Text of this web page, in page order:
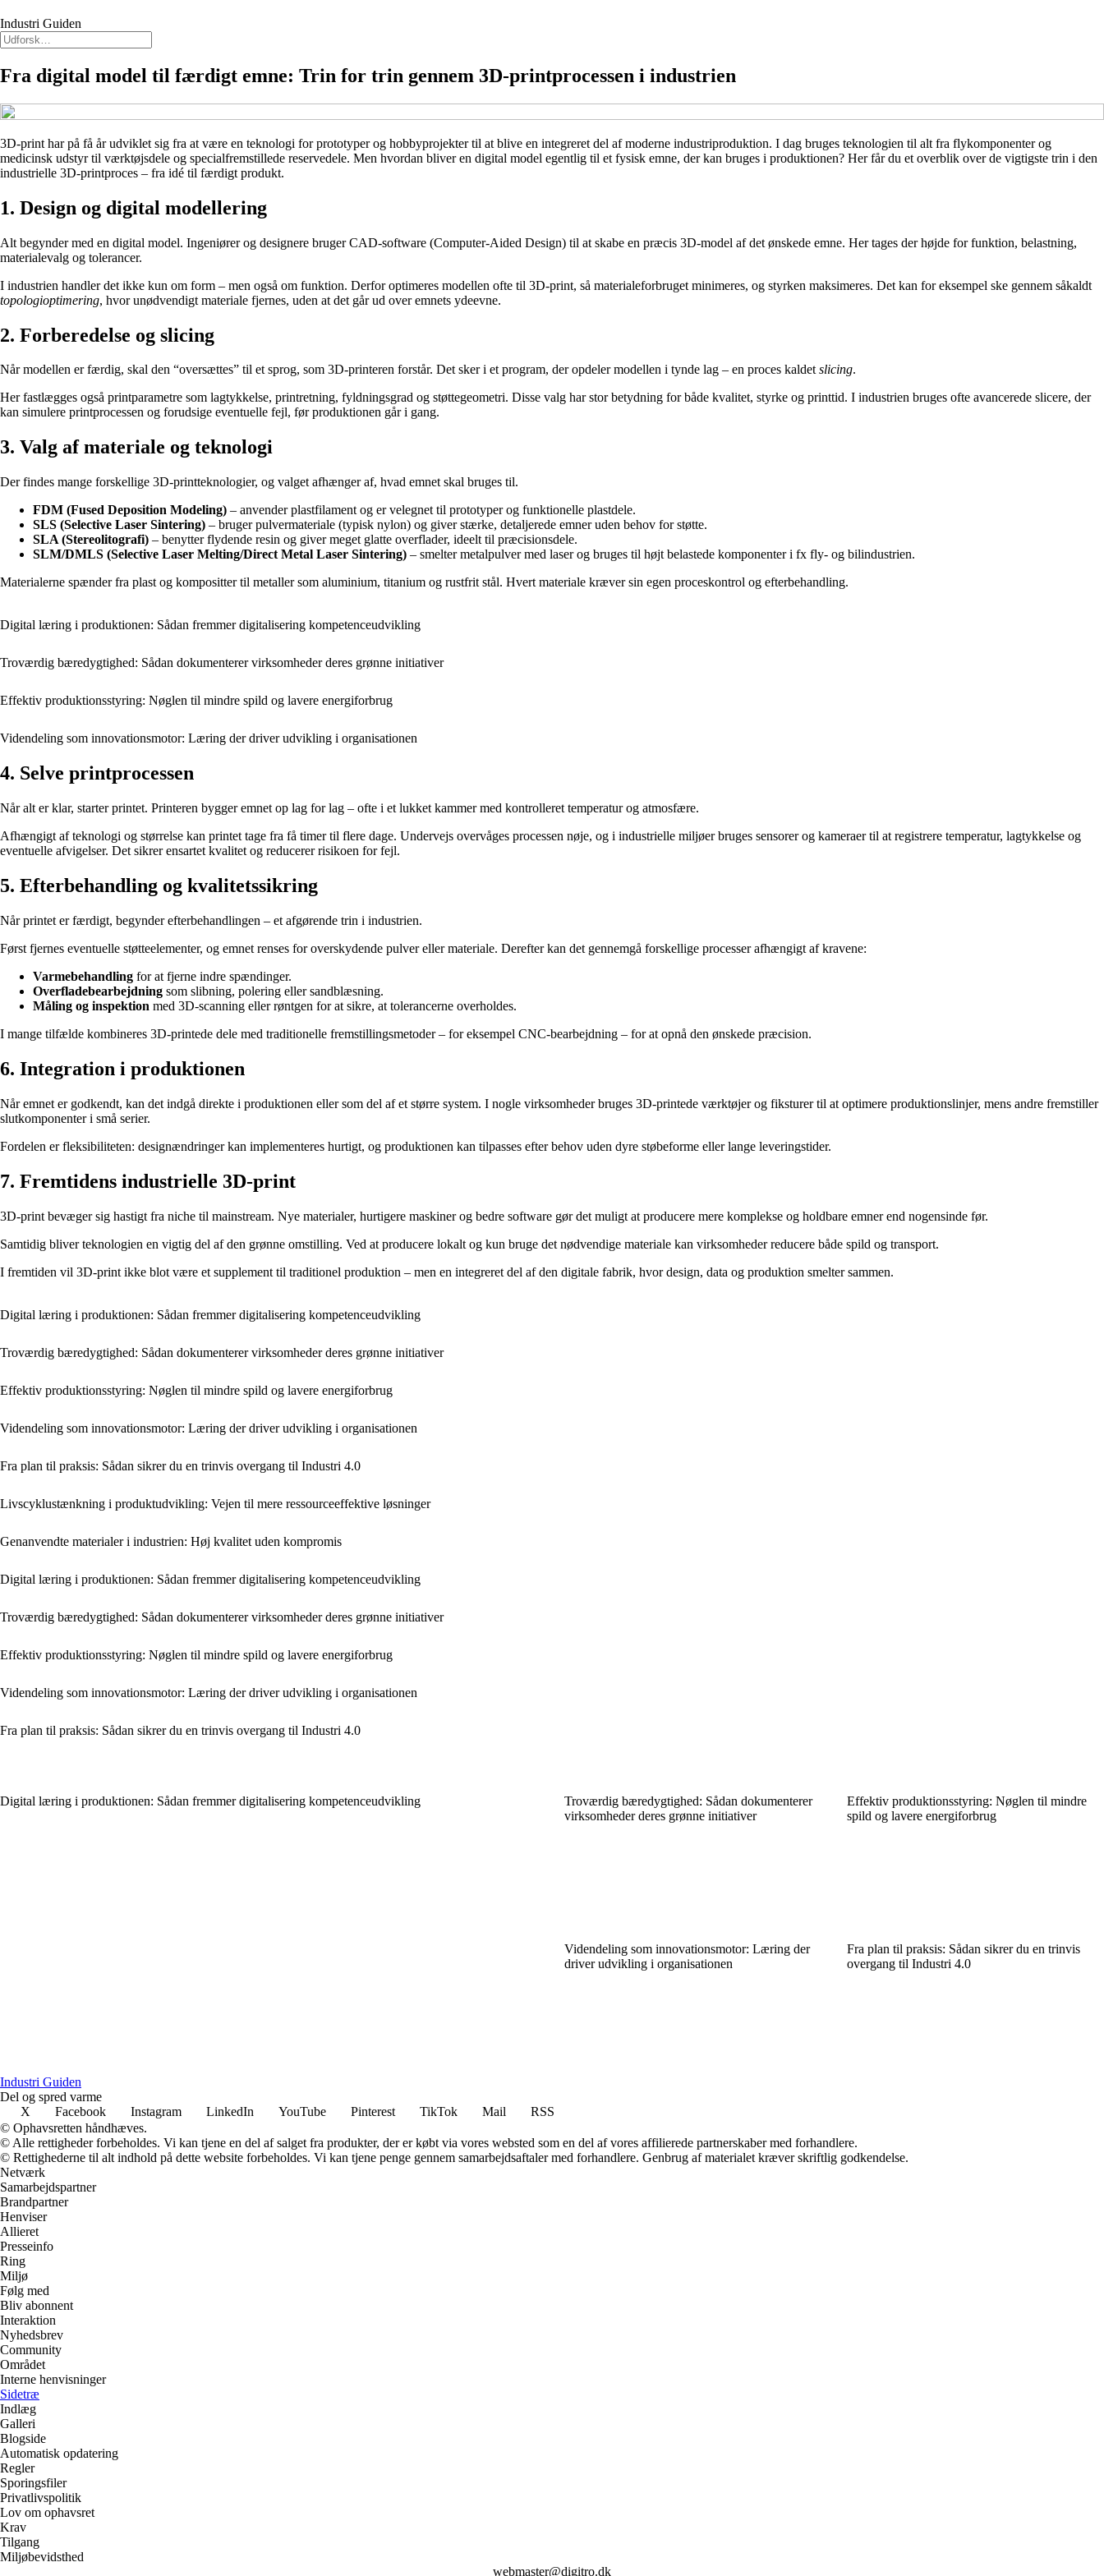
Industri Guiden
Fra digital model til færdigt emne: Trin for trin gennem 3D-printprocessen i industrien
3D-print har på få år udviklet sig fra at være en teknologi for prototyper og hobbyprojekter til at blive en integreret del af moderne industriproduktion. I dag bruges teknologien til alt fra flykomponenter og
medicinsk udstyr til værktøjsdele og specialfremstillede reservedele. Men hvordan bliver en digital model egentlig til et fysisk emne, der kan bruges i produktionen? Her får du et overblik over de vigtigste trin i den
industrielle 3D-printproces – fra idé til færdigt produkt.
1. Design og digital modellering
Alt begynder med en digital model. Ingeniører og designere bruger CAD-software (Computer-Aided Design) til at skabe en præcis 3D-model af det ønskede emne. Her tages der højde for funktion, belastning,
materialevalg og tolerancer.
I industrien handler det ikke kun om form – men også om funktion. Derfor optimeres modellen ofte til 3D-print, så materialeforbruget minimeres, og styrken maksimeres. Det kan for eksempel ske gennem såkaldt
topologioptimering, hvor unødvendigt materiale fjernes, uden at det går ud over emnets ydeevne.
2. Forberedelse og slicing
Når modellen er færdig, skal den “oversættes” til et sprog, som 3D-printeren forstår. Det sker i et program, der opdeler modellen i tynde lag – en proces kaldetslicing.
Her fastlægges også printparametre som lagtykkelse, printretning, fyldningsgrad og støttegeometri. Disse valg har stor betydning for både kvalitet, styrke og printtid. I industrien bruges ofte avancerede slicere, der
kan simulere printprocessen og forudsige eventuelle fejl, før produktionen går i gang.
3. Valg af materiale og teknologi
Der findes mange forskellige 3D-printteknologier, og valget afhænger af, hvad emnet skal bruges til.
FDM (Fused Deposition Modeling) – anvender plastfilament og er velegnet til prototyper og funktionelle plastdele.
SLS (Selective Laser Sintering) – bruger pulvermateriale (typisk nylon) og giver stærke, detaljerede emner uden behov for støtte.
SLA (Stereolitografi) – benytter flydende resin og giver meget glatte overflader, ideelt til præcisionsdele.
SLM/DMLS (Selective Laser Melting/Direct Metal Laser Sintering) – smelter metalpulver med laser og bruges til højt belastede komponenter i fx fly- og bilindustrien.
Materialerne spænder fra plast og kompositter til metaller som aluminium, titanium og rustfrit stål. Hvert materiale kræver sin egen proceskontrol og efterbehandling.
Digital læring i produktionen: Sådan fremmer digitalisering kompetenceudvikling
Troværdig bæredygtighed: Sådan dokumenterer virksomheder deres grønne initiativer
Effektiv produktionsstyring: Nøglen til mindre spild og lavere energiforbrug
Videndeling som innovationsmotor: Læring der driver udvikling i organisationen
4. Selve printprocessen
Når alt er klar, starter printet. Printeren bygger emnet op lag for lag – ofte i et lukket kammer med kontrolleret temperatur og atmosfære.
Afhængigt af teknologi og størrelse kan printet tage fra få timer til flere dage. Undervejs overvåges processen nøje, og i industrielle miljøer bruges sensorer og kameraer til at registrere temperatur, lagtykkelse og
eventuelle afvigelser. Det sikrer ensartet kvalitet og reducerer risikoen for fejl.
5. Efterbehandling og kvalitetssikring
Når printet er færdigt, begynder efterbehandlingen – et afgørende trin i industrien.
Først fjernes eventuelle støtteelementer, og emnet renses for overskydende pulver eller materiale. Derefter kan det gennemgå forskellige processer afhængigt af kravene:
Varmebehandling for at fjerne indre spændinger.
Overfladebearbejdning som slibning, polering eller sandblæsning.
Måling og inspektion med 3D-scanning eller røntgen for at sikre, at tolerancerne overholdes.
I mange tilfælde kombineres 3D-printede dele med traditionelle fremstillingsmetoder – for eksempel CNC-bearbejdning – for at opnå den ønskede præcision.
6. Integration i produktionen
Når emnet er godkendt, kan det indgå direkte i produktionen eller som del af et større system. I nogle virksomheder bruges 3D-printede værktøjer og fiksturer til at optimere produktionslinjer, mens andre fremstiller
slutkomponenter i små serier.
Fordelen er fleksibiliteten: designændringer kan implementeres hurtigt, og produktionen kan tilpasses efter behov uden dyre støbeforme eller lange leveringstider.
7. Fremtidens industrielle 3D-print
3D-print bevæger sig hastigt fra niche til mainstream. Nye materialer, hurtigere maskiner og bedre software gør det muligt at producere mere komplekse og holdbare emner end nogensinde før.
Samtidig bliver teknologien en vigtig del af den grønne omstilling. Ved at producere lokalt og kun bruge det nødvendige materiale kan virksomheder reducere både spild og transport.
I fremtiden vil 3D-print ikke blot være et supplement til traditionel produktion – men en integreret del af den digitale fabrik, hvor design, data og produktion smelter sammen.
Digital læring i produktionen: Sådan fremmer digitalisering kompetenceudvikling
Troværdig bæredygtighed: Sådan dokumenterer virksomheder deres grønne initiativer
Effektiv produktionsstyring: Nøglen til mindre spild og lavere energiforbrug
Videndeling som innovationsmotor: Læring der driver udvikling i organisationen
Fra plan til praksis: Sådan sikrer du en trinvis overgang til Industri 4.0
Livscyklustænkning i produktudvikling: Vejen til mere ressourceeffektive løsninger
Genanvendte materialer i industrien: Høj kvalitet uden kompromis
Digital læring i produktionen: Sådan fremmer digitalisering kompetenceudvikling
Troværdig bæredygtighed: Sådan dokumenterer virksomheder deres grønne initiativer
Effektiv produktionsstyring: Nøglen til mindre spild og lavere energiforbrug
Videndeling som innovationsmotor: Læring der driver udvikling i organisationen
Fra plan til praksis: Sådan sikrer du en trinvis overgang til Industri 4.0
Digital læring i produktionen: Sådan fremmer digitalisering kompetenceudvikling
Troværdig bæredygtighed: Sådan dokumenterer
virksomheder deres grønne initiativer
Effektiv produktionsstyring: Nøglen til mindre
spild og lavere energiforbrug
Videndeling som innovationsmotor: Læring der
driver udvikling i organisationen
Fra plan til praksis: Sådan sikrer du en trinvis
overgang til Industri 4.0
Industri Guiden
Del og spred varme
X
Facebook Instagram LinkedIn YouTube Pinterest TikTok Mail
RSS
© Ophavsretten håndhæves.
© Alle rettigheder forbeholdes. Vi kan tjene en del af salget fra produkter, der er købt via vores websted som en del af vores affilierede partnerskaber med forhandlere.
© Rettighederne til alt indhold på dette website forbeholdes. Vi kan tjene penge gennem samarbejdsaftaler med forhandlere. Genbrug af materialet kræver skriftlig godkendelse.
Netværk
Samarbejdspartner
Brandpartner
Henviser
Allieret
Presseinfo
Ring
Miljø
Følg med
Bliv abonnent
Interaktion
Nyhedsbrev
Community
Området
Interne henvisninger
Sidetræ
Indlæg
Galleri
Blogside
Automatisk opdatering
Regler
Sporingsfiler
Privatlivspolitik
Lov om ophavsret
Krav
Tilgang
Miljøbevidsthed
webmaster@digitro.dk